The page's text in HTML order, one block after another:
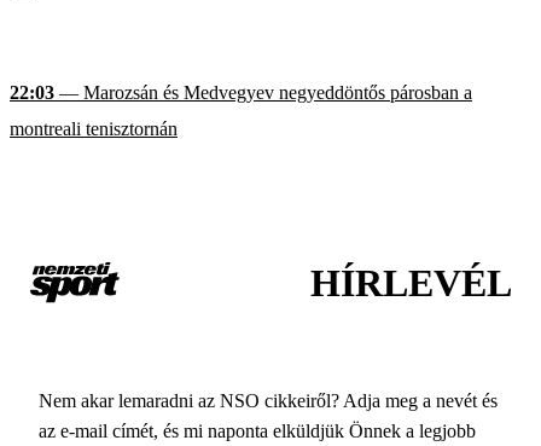
22:03 — Marozsán és Medvegyev negyeddöntős párosban a
montreali tenisztornán
HÍRLEVÉL
Nem akar lemaradni az NSO cikkeiről? Adja meg a nevét és
az e-mail címét, és mi naponta elküldjük Önnek a legjobb